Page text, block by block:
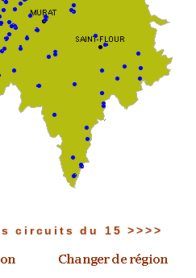
circuits du 15 >>>>